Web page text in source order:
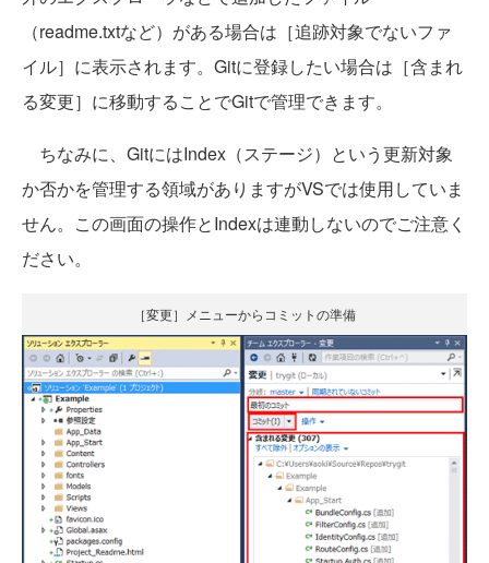
（readme.txtなど）がある場合は［追跡対象でないファ
イル］に表示されます。Gitに登録したい場合は［含まれ
る変更］に移動することでGitで管理できます。
ちなみに、GitにはIndex（ステージ）という更新対象
か否かを管理する領域がありますがVSでは使用していま
せん。この画面の操作とIndexは連動しないのでご注意く
ださい。
［変更］メニューからコミットの準備